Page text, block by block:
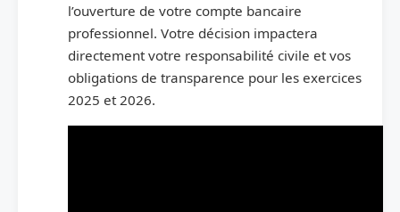
l’ouverture de votre compte bancaire
professionnel. Votre décision impactera
directement votre responsabilité civile et vos
obligations de transparence pour les exercices
2025 et 2026.